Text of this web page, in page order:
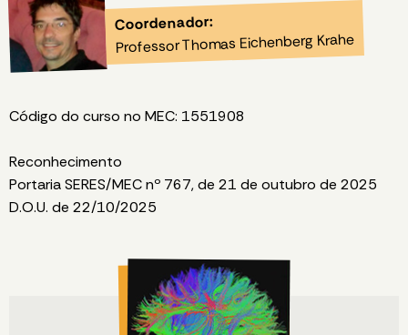
Coordenador:
Professor Thomas Eichenberg Krahe
Código do curso no MEC: 1551908
Reconhecimento
Portaria SERES/MEC nº 767, de 21 de outubro de 2025
D.O.U. de 22/10/2025